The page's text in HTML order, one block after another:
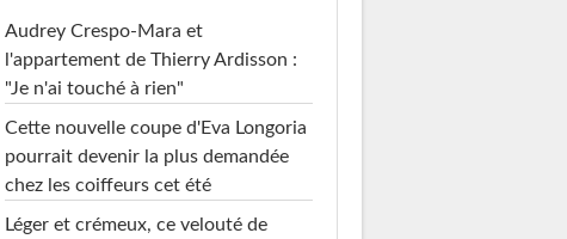
Audrey Crespo-Mara et
l'appartement de Thierry Ardisson :
"Je n'ai touché à rien"
Cette nouvelle coupe d'Eva Longoria
pourrait devenir la plus demandée
chez les coiffeurs cet été
Léger et crémeux, ce velouté de